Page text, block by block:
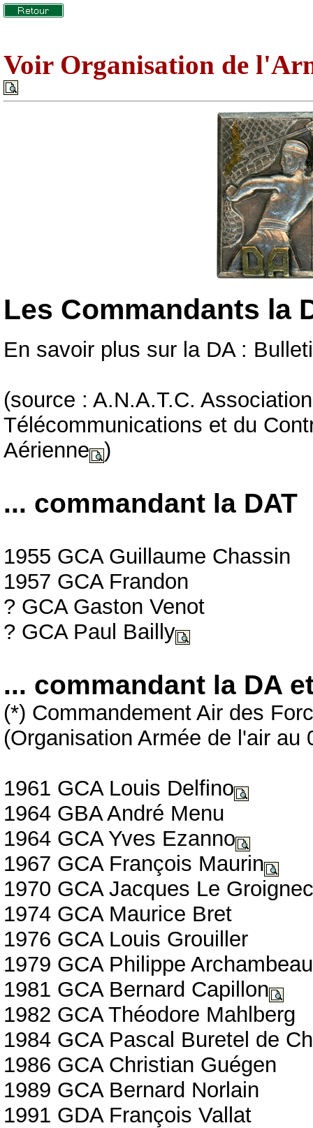
Voir Organisation de
Les Commandants la
En savoir plus sur la DA :
(source : A.N.A.T.C.
Télécommunications et du
Aérienne
)
... commandant la DAT
1955 GCA Guillaume Chassin
1957 GCA Frandon
? GCA Gaston Venot
? GCA Paul Bailly
... commandant la DA
(*) Commandement Air des
(Organisation Armée de l'air au
1961 GCA Louis Delfino
1964 GBA André Menu
1964 GCA Yves Ezanno
1967 GCA François Maurin
1970 GCA Jacques Le Groignec
1974 GCA Maurice Bret
1976 GCA Louis Grouiller
1979 GCA Philippe
1981 GCA Bernard Capillon
1982 GCA Théodore Mahlberg
1984 GCA Pascal Buretel de
1986 GCA Christian Guégen
1989 GCA Bernard Norlain
1991 GDA François Vallat